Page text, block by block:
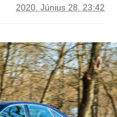
2020. Június 28. 23:42